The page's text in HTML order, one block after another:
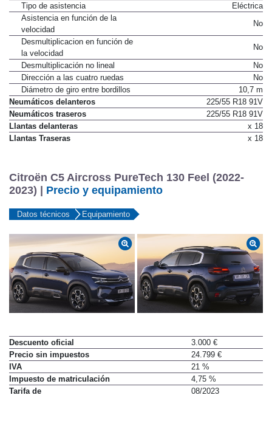
Tipo de asistencia
Eléctrica
Asistencia en función de la
velocidad
No
Desmultiplicacion en función de
la velocidad
No
Desmultiplicación no lineal
No
Dirección a las cuatro ruedas
No
Diámetro de giro entre bordillos
10,7 m
Neumáticos delanteros
225/55 R18 91V
Neumáticos traseros
225/55 R18 91V
Llantas delanteras
x 18
Llantas Traseras
x 18
Citroën C5 Aircross PureTech 130 Feel (2022-
2023) | Precio y equipamiento
Datos técnicos Equipamiento
Descuento oficial
3.000 €
Precio sin impuestos
24.799 €
IVA
21 %
Impuesto de matriculación
4,75 %
Tarifa de
08/2023